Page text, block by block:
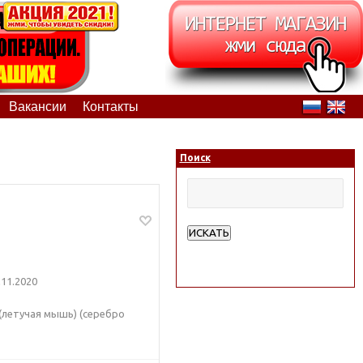
Вакансии Контакты
мышь) (серебро
Поиск
ИСКАТЬ